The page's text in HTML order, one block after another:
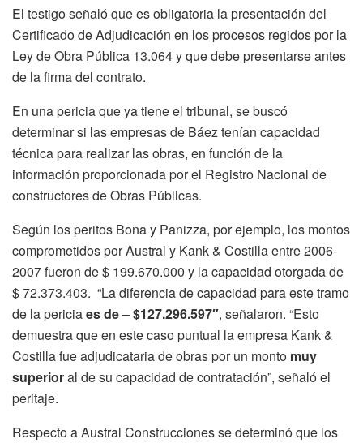
El testigo señaló que es obligatoria la presentación del
Certificado de Adjudicación en los procesos regidos por la
Ley de Obra Pública 13.064 y que debe presentarse antes
de la firma del contrato.
En una pericia que ya tiene el tribunal, se buscó
determinar si las empresas de Báez tenían capacidad
técnica para realizar las obras, en función de la
información proporcionada por el Registro Nacional de
constructores de Obras Públicas.
Según los peritos Bona y Panizza, por ejemplo, los montos
comprometidos por Austral y Kank & Costilla entre 2006-
2007 fueron de $ 199.670.000 y la capacidad otorgada de
$ 72.373.403. “La diferencia de capacidad para este tramo
de la periciaes de – $127.296.597″, señalaron. “Esto
demuestra que en este caso puntual la empresa Kank &
Costilla fue adjudicataria de obras por un monto muy
superioral de su capacidad de contratación”, señaló el
peritaje.
Respecto a Austral Construcciones se determinó que los